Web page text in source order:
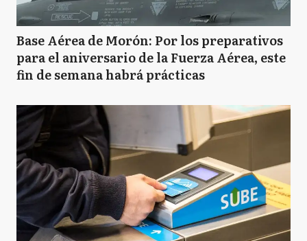
Base Aérea de Morón: Por los preparativos
para el aniversario de la Fuerza Aérea, este
fin de semana habrá prácticas